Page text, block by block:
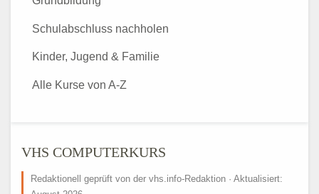
VHS COMPUTERKURS
Redaktionell geprüft von der vhs.info-Redaktion · Aktualisiert:
Schulabschluss nachholen
Kinder, Jugend & Familie
Alle Kurse von A-Z